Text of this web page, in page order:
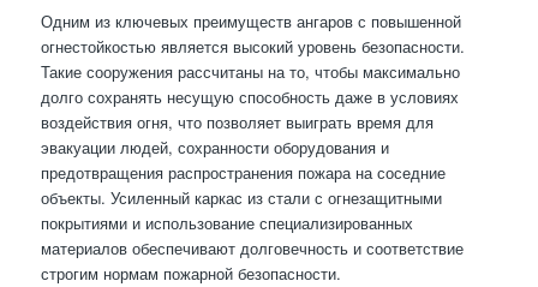
Одним из ключевых преимуществ ангаров с повышенной
огнестойкостью является высокий уровень безопасности.
Такие сооружения рассчитаны на то, чтобы максимально
долго сохранять несущую способность даже в условиях
воздействия огня, что позволяет выиграть время для
эвакуации людей, сохранности оборудования и
предотвращения распространения пожара на соседние
объекты. Усиленный каркас из стали с огнезащитными
покрытиями и использование специализированных
материалов обеспечивают долговечность и соответствие
строгим нормам пожарной безопасности.